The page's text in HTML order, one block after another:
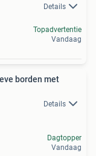
Details
Topadvertentie
Vandaag
Details
Dagtopper
Vandaag